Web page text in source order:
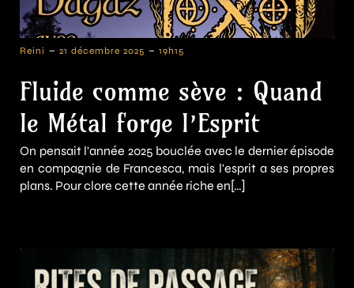
Reini - 21 décembre 2025 - 19h15
Fluide comme sève : Quand
le Métal forge l’Esprit
On pensait l'année 2025 bouclée avec le dernier épisode
en compagnie de Francesca, mais l'esprit a ses propres
plans. Pour clore cette année riche en[…]